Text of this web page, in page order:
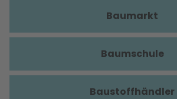
Baumarkt
Baumschule
Baustoffhändler